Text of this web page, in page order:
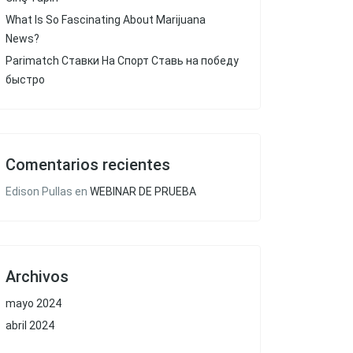
What Is So Fascinating About Marijuana
News?
Parimatch Ставки На Спорт Ставь на победу
быстро
Comentarios recientes
Edison Pullas en WEBINAR DE PRUEBA
Archivos
mayo 2024
abril 2024